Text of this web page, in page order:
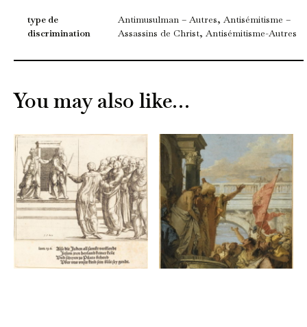
type de
discrimination
Antimusulman – Autres, Antisémitisme –
Assassins de Christ, Antisémitisme-Autres
You may also like…